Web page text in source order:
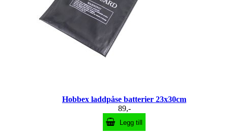
Hobbex laddpåse batterier 23x30cm
89,-
Legg till